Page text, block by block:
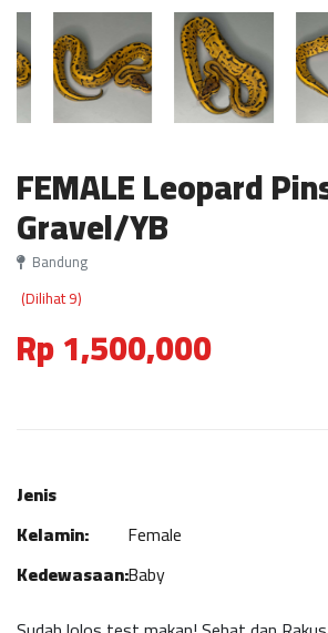
FEMALE Leopard
Gravel/YB
Bandung
(Dilihat 9)
Rp 1,500,000
Jenis
Kelamin:
Female
Kedewasaan:Baby